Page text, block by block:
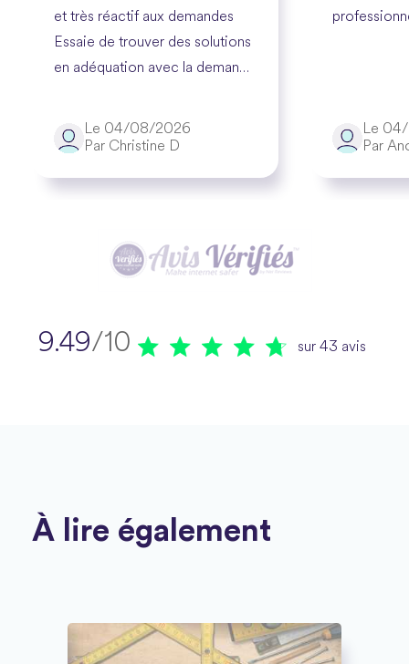
et très réactif aux demandes
Essaie de trouver des solutions
en adéquation avec la demande
professionnels pour l'exécution
des travaux Je suis très
Le 04/08/2026
Par Christine D
Le
Par
9.49/10 sur 43 avis
À lire également